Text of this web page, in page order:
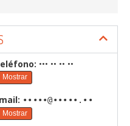
••• •• •• ••
Mostrar
•••••@•••••.••
Mostrar